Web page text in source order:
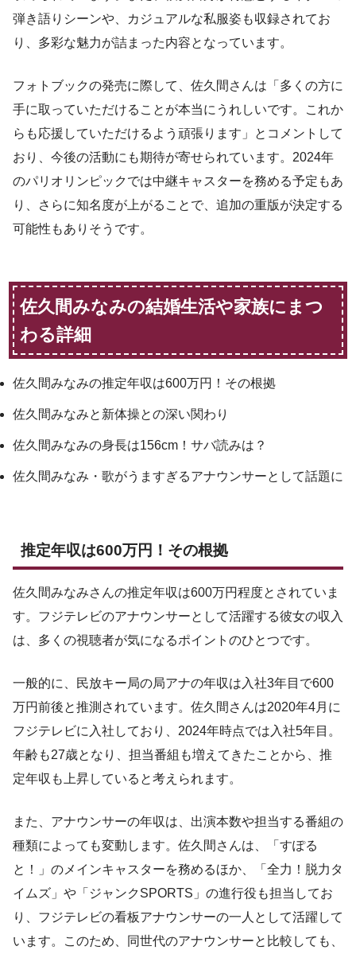
弾き語りシーンや、カジュアルな私服姿も収録されてお
り、多彩な魅力が詰まった内容となっています。
フォトブックの発売に際して、佐久間さんは「多くの方に
手に取っていただけることが本当にうれしいです。これか
らも応援していただけるよう頑張ります」とコメントして
おり、今後の活動にも期待が寄せられています。2024年
のパリオリンピックでは中継キャスターを務める予定もあ
り、さらに知名度が上がることで、追加の重版が決定する
可能性もありそうです。
佐久間みなみの結婚生活や家族にまつ
わる詳細
佐久間みなみの推定年収は600万円！その根拠
佐久間みなみと新体操との深い関わり
佐久間みなみの身長は156cm！サバ読みは？
佐久間みなみ・歌がうますぎるアナウンサーとして話題に
推定年収は600万円！その根拠
佐久間みなみさんの推定年収は600万円程度とされていま
す。フジテレビのアナウンサーとして活躍する彼女の収入
は、多くの視聴者が気になるポイントのひとつです。
一般的に、民放キー局の局アナの年収は入社3年目で600
万円前後と推測されています。佐久間さんは2020年4月に
フジテレビに入社しており、2024年時点では入社5年目。
年齢も27歳となり、担当番組も増えてきたことから、推
定年収も上昇していると考えられます。
また、アナウンサーの年収は、出演本数や担当する番組の
種類によっても変動します。佐久間さんは、「すぽる
と！」のメインキャスターを務めるほか、「全力！脱力タ
イムズ」や「ジャンクSPORTS」の進行役も担当してお
り、フジテレビの看板アナウンサーの一人として活躍して
います。このため、同世代のアナウンサーと比較しても、